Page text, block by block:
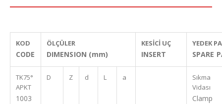
KOD
CODE
ÖLÇÜLER
DIMENSION (mm)
KESİCİ UÇ
INSERT
YEDEK
SPARE
TK75°
APKT
1003
D Z d L a
Sıkma
Vidası
Clamp